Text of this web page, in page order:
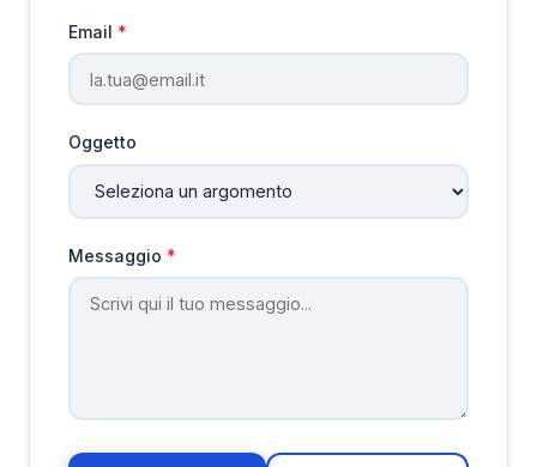
Email *
Oggetto
Messaggio *